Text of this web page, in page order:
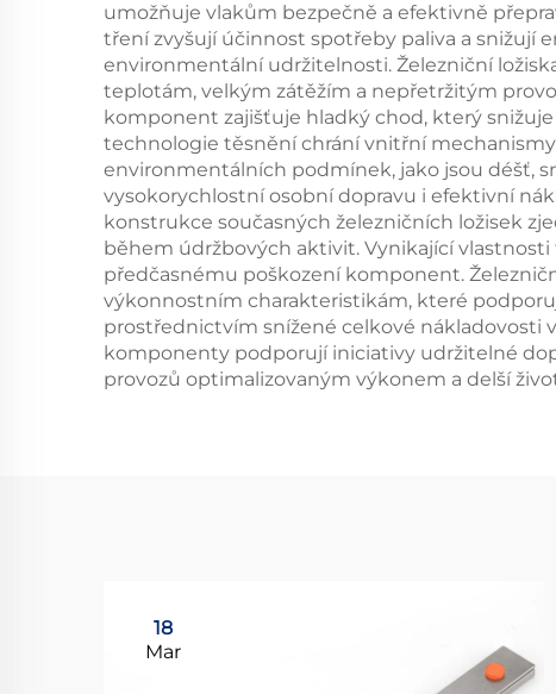
umožňuje vlakům bezpečně a efektivně
tření zvyšují účinnost spotřeby paliva a snižují
environmentální udržitelnosti. Železniční
teplotám, velkým zátěžím a nepřetržitým
komponent zajišťuje hladký chod, který
technologie těsnění chrání vnitřní
environmentálních podmínek, jako jsou déšť,
vysokorychlostní osobní dopravu i efektivní
konstrukce současných železničních ložisek
během údržbových aktivit. Vynikající
předčasnému poškození komponent.
výkonnostním charakteristikám, které
prostřednictvím snížené celkové nákladovosti
komponenty podporují iniciativy udržitelné
provozů optimalizovaným výkonem a delší
18
Mar